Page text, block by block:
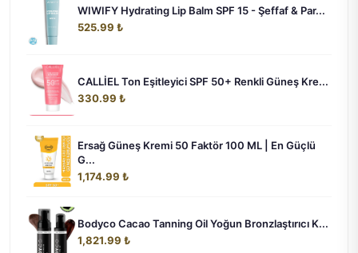
WIWIFY Hydrating Lip Balm SPF 15 - Şeffaf & Par...
525.99 ₺
CALLİEL Ton Eşitleyici SPF 50+ Renkli Güneş Kre...
330.99 ₺
Ersağ Güneş Kremi 50 Faktör 100 ML | En Güçlü
G...
1,174.99 ₺
Bodyco Cacao Tanning Oil Yoğun Bronzlaştırıcı K...
1,821.99 ₺